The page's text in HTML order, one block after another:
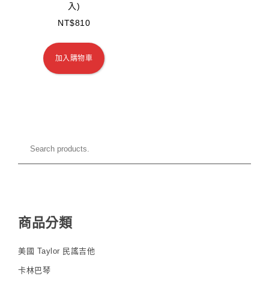
入)
NT$810
加入購物車
商品分類
美國 Taylor 民謠吉他
卡林巴琴